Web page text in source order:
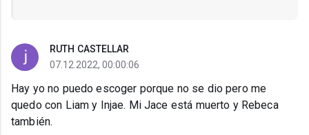
RUTH CASTELLAR
07.12.2022, 00:00:06
Hay yo no puedo escoger porque no se dio pero me
quedo con Liam y Injae. Mi Jace está muerto y Rebeca
también.